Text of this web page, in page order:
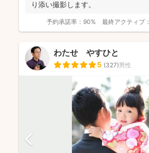
り添い撮影します。
予約承諾率： 90% 最終アクティブ：
わたせ やすひと
5 (327)男性